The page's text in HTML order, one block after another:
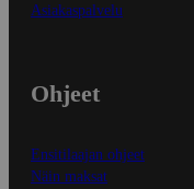
Asiakaspalvelu
Ohjeet
Ensitilaajan ohjeet
Näin maksat